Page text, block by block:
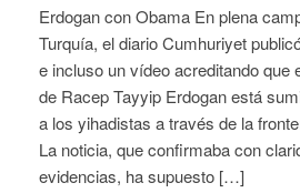
Erdogan con Obama En plena
Turquía, el diario Cumhuriyet
e incluso un vídeo acreditando que
de Racep Tayyip Erdogan está
a los yihadistas a través de la
La noticia, que confirmaba con
evidencias, ha supuesto […]